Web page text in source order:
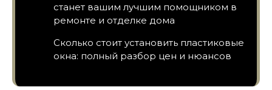
станет вашим лучшим помощником в
ремонте и отделке дома
Сколько стоит установить пластиковые
окна: полный разбор цен и нюансов